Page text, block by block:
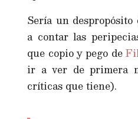
Sería un
a contar las
que copio y pego de
ir a ver de primera
críticas que tiene).